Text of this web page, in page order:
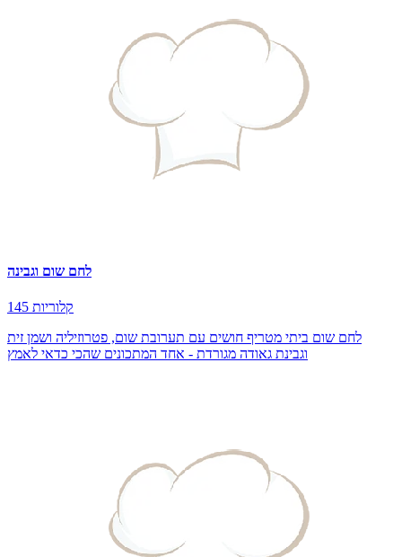
לחם שום וגבינה
145 קלוריות
לחם שום ביתי מטריף חושים עם תערובת שום, פטרוזיליה ושמן זית
וגבינת גאודה מגורדת - אחד המתכונים שהכי כדאי לאמץ